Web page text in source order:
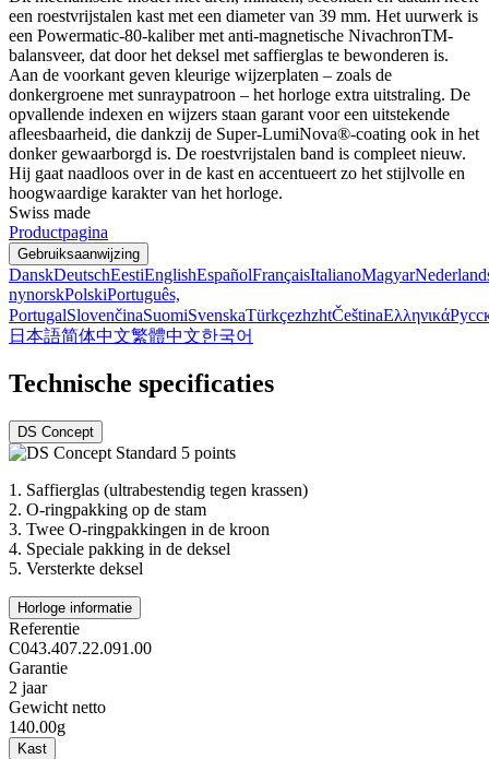
een roestvrijstalen kast met een diameter van 39 mm. Het uurwerk is
een Powermatic-80-kaliber met anti-magnetische NivachronTM-
balansveer, dat door het deksel met saffierglas te bewonderen is.
Aan de voorkant geven kleurige wijzerplaten – zoals de
donkergroene met sunraypatroon – het horloge extra uitstraling. De
opvallende indexen en wijzers staan garant voor een uitstekende
afleesbaarheid, die dankzij de Super-LumiNova®-coating ook in het
donker gewaarborgd is. De roestvrijstalen band is compleet nieuw.
Hij gaat naadloos over in de kast en accentueert zo het stijlvolle en
hoogwaardige karakter van het horloge.
Swiss made
Productpagina
Gebruiksaanwijzing
DanskDeutschEestiEnglishEspañolFrançaisItalianoMagyar
nynorskPolskiPortuguês,
PortugalSlovenčinaSuomiSvenskaTürkçezhzhtČeštinaΕλληνικά
日本語简体中文繁體中文한국어
Technische specificaties
DS Concept
1. Saffierglas (ultrabestendig tegen krassen)
2. O-ringpakking op de stam
3. Twee O-ringpakkingen in de kroon
4. Speciale pakking in de deksel
5. Versterkte deksel
Horloge informatie
Referentie
C043.407.22.091.00
Garantie
2 jaar
Gewicht netto
140.00g
Kast